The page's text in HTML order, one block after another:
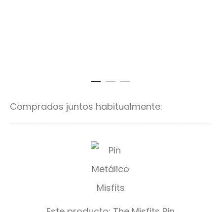
Comprados juntos habitualmente:
T
h
e